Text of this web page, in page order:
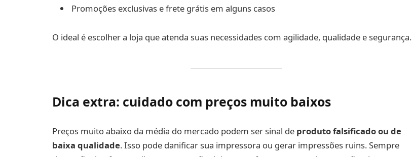
Promoções exclusivas e frete grátis em alguns casos
O ideal é escolher a loja que atenda suas necessidades com agilidade, qualidade e segurança.
Dica extra: cuidado com preços muito baixos
Preços muito abaixo da média do mercado podem ser sinal de produto falsificado ou de
baixa qualidade. Isso pode danificar sua impressora ou gerar impressões ruins. Sempre